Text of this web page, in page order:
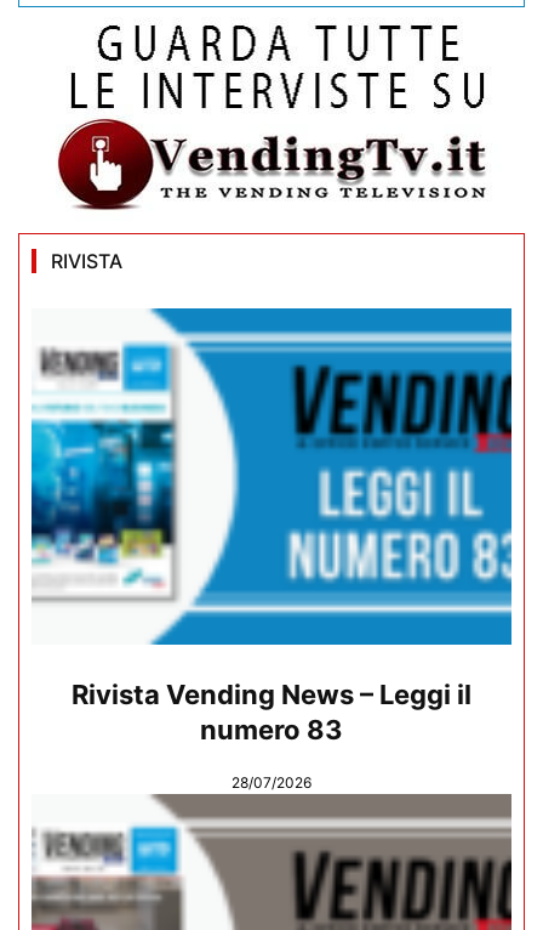
RIVISTA
Rivista Vending News – Leggi il
numero 83
28/07/2026